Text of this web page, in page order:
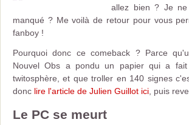
allez bien ? Je
manqué ? Me voilà de retour pour vous
fanboy !
Pourquoi donc ce comeback ? Parce
Nouvel Obs a pondu un papier qui a
twitosphère, et que troller en 140 signes
donc lire l'article de Julien Guillot ici , puis
Le PC se meurt